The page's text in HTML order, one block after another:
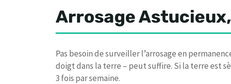
Arrosage
Pas besoin de surveiller l’arrosage en
doigt dans la terre – peut suffire. Si la terre est
3 fois par semaine.